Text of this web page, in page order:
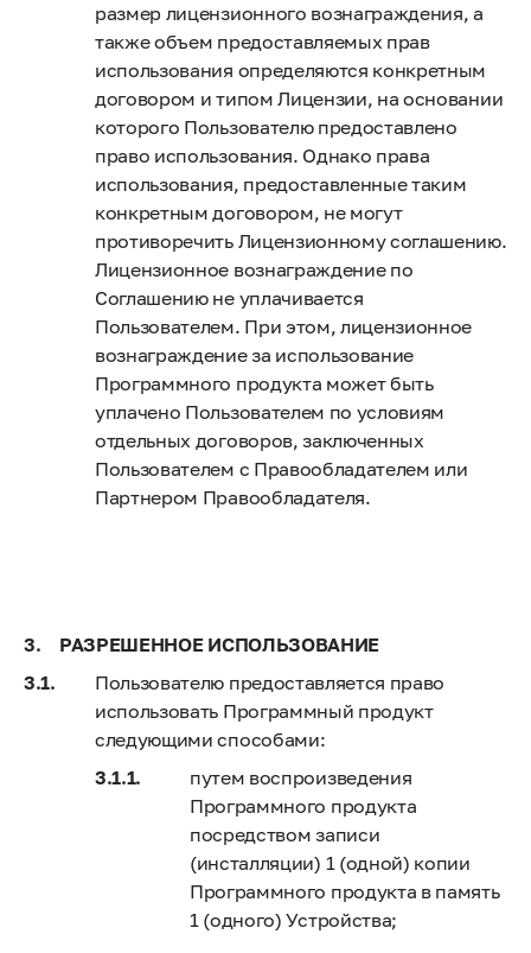
размер лицензионного вознаграждения, а
также объем предоставляемых прав
использования определяются конкретным
договором и типом Лицензии, на основании
которого Пользователю предоставлено
право использования. Однако права
использования, предоставленные таким
конкретным договором, не могут
противоречить Лицензионному соглашению.
Лицензионное вознаграждение по
Соглашению не уплачивается
Пользователем. При этом, лицензионное
вознаграждение за использование
Программного продукта может быть
уплачено Пользователем по условиям
отдельных договоров, заключенных
Пользователем с Правообладателем или
Партнером Правообладателя.
РАЗРЕШЕННОЕ ИСПОЛЬЗОВАНИЕ
Пользователю предоставляется право
использовать Программный продукт
следующими способами:
путем воспроизведения
Программного продукта
посредством записи
(инсталляции) 1 (одной) копии
Программного продукта в память
1 (одного) Устройства;